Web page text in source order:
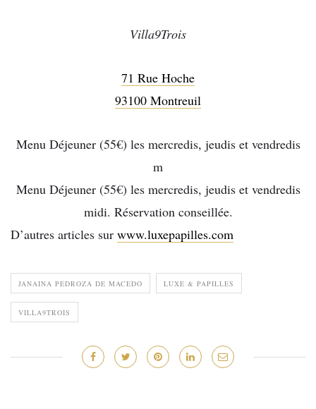
Villa9Trois
71 Rue Hoche
93100 Montreuil
Menu Déjeuner (55€) les mercredis, jeudis et vendredis
m
Menu Déjeuner (55€) les mercredis, jeudis et vendredis
midi. Réservation conseillée.
D’autres articles sur www.luxepapilles.com
JANAINA PEDROZA DE MACEDO LUXE & PAPILLES
VILLA9TROIS